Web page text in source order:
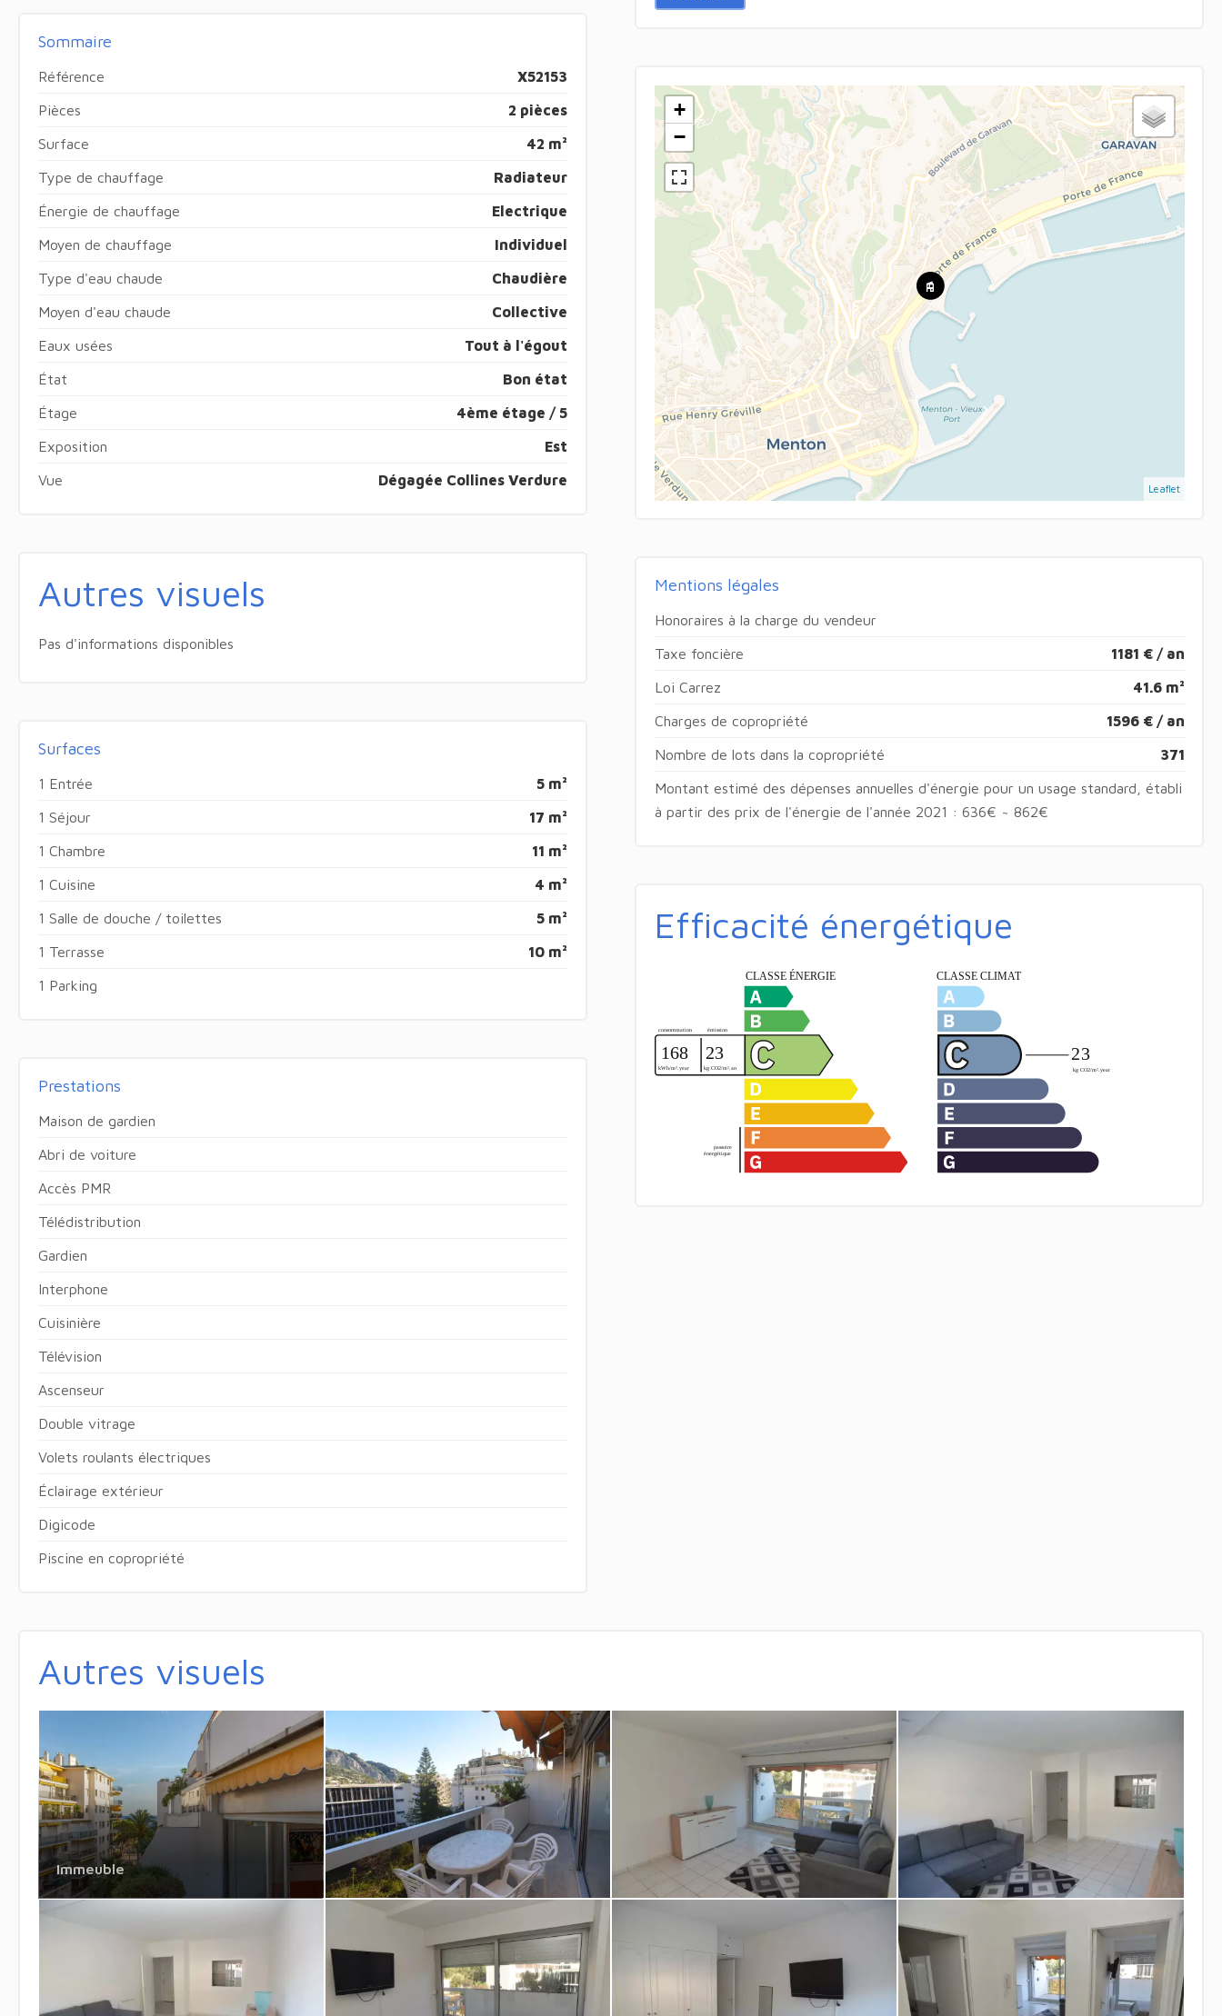
Sommaire
Référence X52153
Pièces 2 pièces
Surface 42 m²
Type de chauffage Radiateur
Énergie de chauffage Electrique
Moyen de chauffage Individuel
Type d'eau chaude Chaudière
Moyen d'eau chaude Collective
Eaux usées Tout à l'égout
État Bon état
Étage 4ème étage / 5
Exposition Est
Vue Dégagée Collines Verdure
Autres visuels
Pas d'informations disponibles
Surfaces
1 Entrée 5 m²
1 Séjour 17 m²
1 Chambre 11 m²
1 Cuisine 4 m²
1 Salle de douche / toilettes 5 m²
1 Terrasse 10 m²
1 Parking
Prestations
Maison de gardien
Abri de voiture
Accès PMR
Télédistribution
Gardien
Interphone
Cuisinière
Télévision
Ascenseur
Double vitrage
Volets roulants électriques
Éclairage extérieur
Digicode
Piscine en copropriété
+
−
Leaflet
Mentions légales
Honoraires à la charge du vendeur
Taxe foncière 1181 € / an
Loi Carrez 41.6 m²
Charges de copropriété 1596 € / an
Nombre de lots dans la copropriété 371
Montant estimé des dépenses annuelles d'énergie pour un usage standard, établi
à partir des prix de l'énergie de l'année 2021 : 636€ ~ 862€
Efficacité énergétique
Autres visuels
Immeuble